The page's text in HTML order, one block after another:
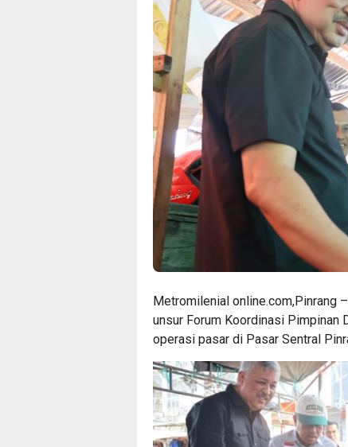
Metromilenial online.com,Pinrang
unsur Forum Koordinasi Pimpinan
operasi pasar di Pasar Sentral